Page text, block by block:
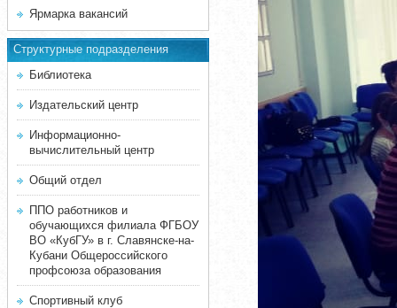
Ярмарка вакансий
Структурные подразделения
Библиотека
Издательский центр
Информационно-
вычислительный центр
Общий отдел
ППО работников и
обучающихся филиала ФГБОУ
ВО «КубГУ» в г. Славянске-на-
Кубани Общероссийского
профсоюза образования
Спортивный клуб